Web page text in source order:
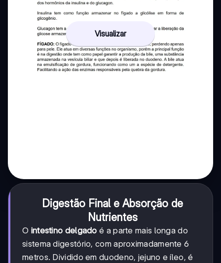
Visualizar
Digestão Final e Absorção de
Nutrientes
O intestino delgado é a parte mais longa do
sistema digestório, com aproximadamente 6
metros. Dividido em duodeno, jejuno e íleo, é